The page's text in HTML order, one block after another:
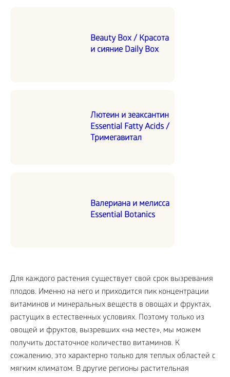
Beauty Box / Красота
и сияние Daily Box
Лютеин и зеаксантин
Essential Fatty Acids /
Тримегавитал
Валериана и мелисса
Essential Botanics
Для каждого растения существует свой срок вызревания
плодов. Именно на него и приходится пик концентрации
витаминов и минеральных веществ в овощах и фруктах,
растущих в естественных условиях. Поэтому только из
овощей и фруктов, вызревших «на месте», мы можем
получить достаточное количество витаминов. К
сожалению, это характерно только для теплых областей с
мягким климатом. В другие регионы растительная